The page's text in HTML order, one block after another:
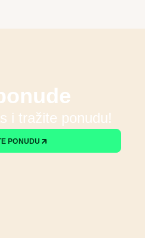
i tražite ponudu!
PONUDU